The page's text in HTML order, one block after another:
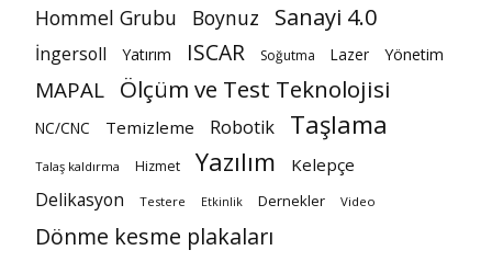
Hommel Grubu Boynuz Sanayi 4.0
İngersoll Yatırım ISCAR Soğutma Lazer Yönetim
MAPAL Ölçüm ve Test Teknolojisi
NC/CNC Temizleme Robotik Taşlama
Talaş kaldırma Hizmet Yazılım Kelepçe
Delikasyon Testere Etkinlik Dernekler Video
Dönme kesme plakaları